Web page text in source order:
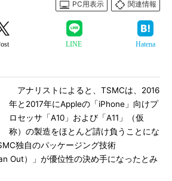
PC用表示
関連情報
LINE Hatena
アナリストによると、TSMCは、2016
年と2017年にAppleの「iPhone」向けプ
ロセッサ「A10」および「A11」（仮
称）の製造をほとんど請け負うことにな
独自のパッケージング技術
Out）」が優位性の決め手になったとみ